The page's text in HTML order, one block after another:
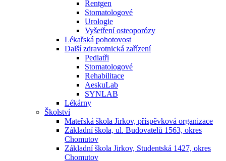
Rentgen
Stomatologové
Urologie
Vyšetření osteoporózy
Lékařská pohotovost
Další zdravotnická zařízení
Pediatři
Stomatologové
Rehabilitace
AeskuLab
SYNLAB
Lékárny
Školství
Mateřská škola Jirkov, příspěvková organizace
Základní škola, ul. Budovatelů 1563, okres
Chomutov
Základní škola Jirkov, Studentská 1427, okres
Chomutov